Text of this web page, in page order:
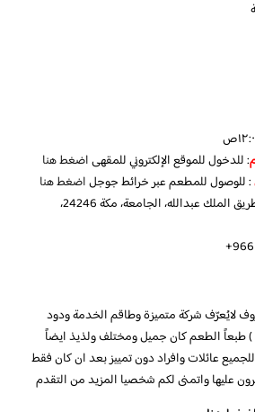
: للدخول للموقع الإلكتروني للمقهىاضغط هنا
: للوصول للمطعم عبر خرائط جوجلاضغط هنا
مكة مول، طريق الملك عبدالله، الجامعة، مكة 24246،
لايُعرّف شركة متميزة وطاقم الخدمة ودود
) طبعاً الطعم كان جميل ومختلف ولذيذ ايضاً
عائلات وافراد دون تمييز بعد ان كان فقط
عليها واتمنى لكم شخصيا المزيد من التقدم